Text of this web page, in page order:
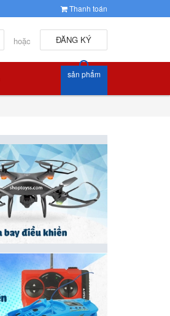
Thanh toán
ĐĂNG KÝ
hoặc
sản phẩm